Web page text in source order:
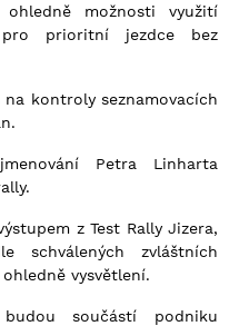
možnosti využití
prioritní jezdce bez
na kontroly seznamovacích
Petra Linharta
z Test Rally Jizera,
schválených zvláštních
vysvětlení.
součástí podniku